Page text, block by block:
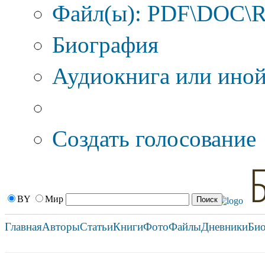
Файл(ы):
Биография
Аудиокнига или
Создать голосование
BY Мир
ГлавнаяАвторыСтатьиКнигиФотоФайлыДневники